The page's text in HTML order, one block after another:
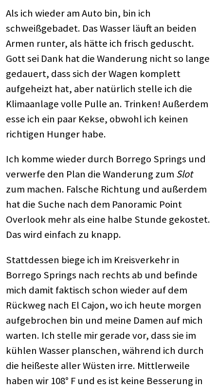
Als ich wieder am Auto bin, bin ich
schweißgebadet. Das Wasser läuft an beiden
Armen runter, als hätte ich frisch geduscht.
Gott sei Dank hat die Wanderung nicht so lange
gedauert, dass sich der Wagen komplett
aufgeheizt hat, aber natürlich stelle ich die
Klimaanlage volle Pulle an. Trinken! Außerdem
esse ich ein paar Kekse, obwohl ich keinen
richtigen Hunger habe.
Ich komme wieder durch Borrego Springs und
verwerfe den Plan die Wanderung zum Slot
zum machen. Falsche Richtung und außerdem
hat die Suche nach dem Panoramic Point
Overlook mehr als eine halbe Stunde gekostet.
Das wird einfach zu knapp.
Stattdessen biege ich im Kreisverkehr in
Borrego Springs nach rechts ab und befinde
mich damit faktisch schon wieder auf dem
Rückweg nach El Cajon, wo ich heute morgen
aufgebrochen bin und meine Damen auf mich
warten. Ich stelle mir gerade vor, dass sie im
kühlen Wasser planschen, während ich durch
die heißeste aller Wüsten irre. Mittlerweile
haben wir 108° F und es ist keine Besserung in